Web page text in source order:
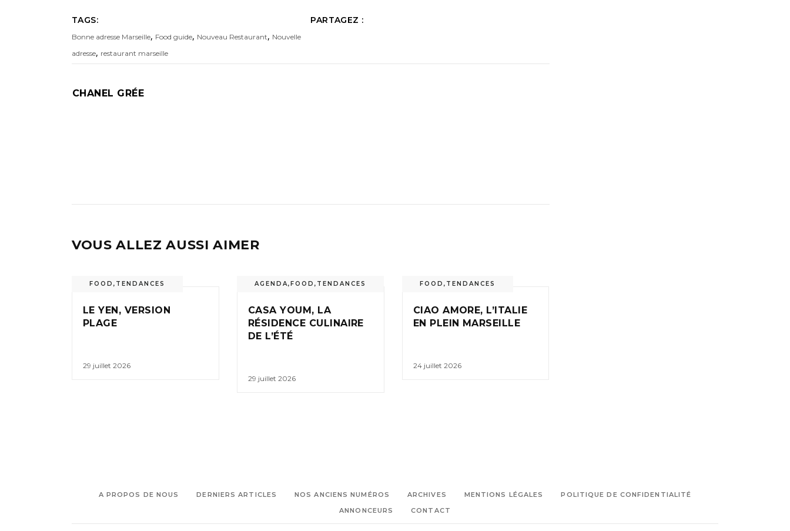
TAGS:
Bonne adresse Marseille, Food guide, Nouveau Restaurant, Nouvelle
adresse, restaurant marseille
PARTAGEZ :
CHANEL GRÉE
VOUS ALLEZ AUSSI AIMER
FOOD , TENDANCES
LE YEN, VERSION
PLAGE
29 juillet 2026
AGENDA, FOOD , TENDANCES
CASA YOUM, LA
RÉSIDENCE CULINAIRE
DE L’ÉTÉ
29 juillet 2026
FOOD , TENDANCES
CIAO AMORE, L’ITALIE
EN PLEIN MARSEILLE
24 juillet 2026
A PROPOS DE NOUS DERNIERS ARTICLES NOS ANCIENS NUMÉROS ARCHIVES MENTIONS LÉGALES
POLITIQUE DE CONFIDENTIALITÉ
ANNONCEURS
CONTACT